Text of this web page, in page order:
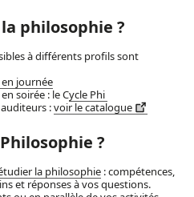
philosophie ?
à différents profils sont
journée
soirée : le Cycle Phi
:voir le catalogue
?
la philosophie : compétences,
et réponses à vos questions.